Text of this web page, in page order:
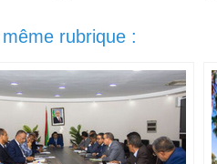
rubrique :